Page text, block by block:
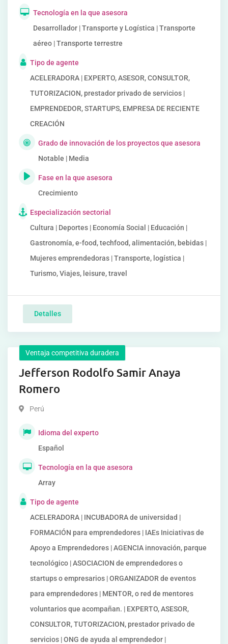
Tecnología en la que asesora
Desarrollador | Transporte y Logística | Transporte
aéreo | Transporte terrestre
Tipo de agente
ACELERADORA | EXPERTO, ASESOR, CONSULTOR,
TUTORIZACION, prestador privado de servicios |
EMPRENDEDOR, STARTUPS, EMPRESA DE RECIENTE
CREACIÓN
Grado de innovación de los proyectos que asesora
Notable | Media
Fase en la que asesora
Crecimiento
Especialización sectorial
Cultura | Deportes | Economía Social | Educación |
Gastronomía, e-food, techfood, alimentación, bebidas |
Mujeres emprendedoras | Transporte, logística |
Turismo, Viajes, leisure, travel
Detalles
Ventaja competitiva duradera
Jefferson Rodolfo Samir Anaya
Romero
Perú
Idioma del experto
Español
Tecnología en la que asesora
Array
Tipo de agente
ACELERADORA | INCUBADORA de universidad |
FORMACIÓN para emprendedores | IAEs Iniciativas de
Apoyo a Emprendedores | AGENCIA innovación, parque
tecnológico | ASOCIACION de emprendedores o
startups o empresarios | ORGANIZADOR de eventos
para emprendedores | MENTOR, o red de mentores
voluntarios que acompañan. | EXPERTO, ASESOR,
CONSULTOR, TUTORIZACION, prestador privado de
servicios | ONG de ayuda al emprendedor |